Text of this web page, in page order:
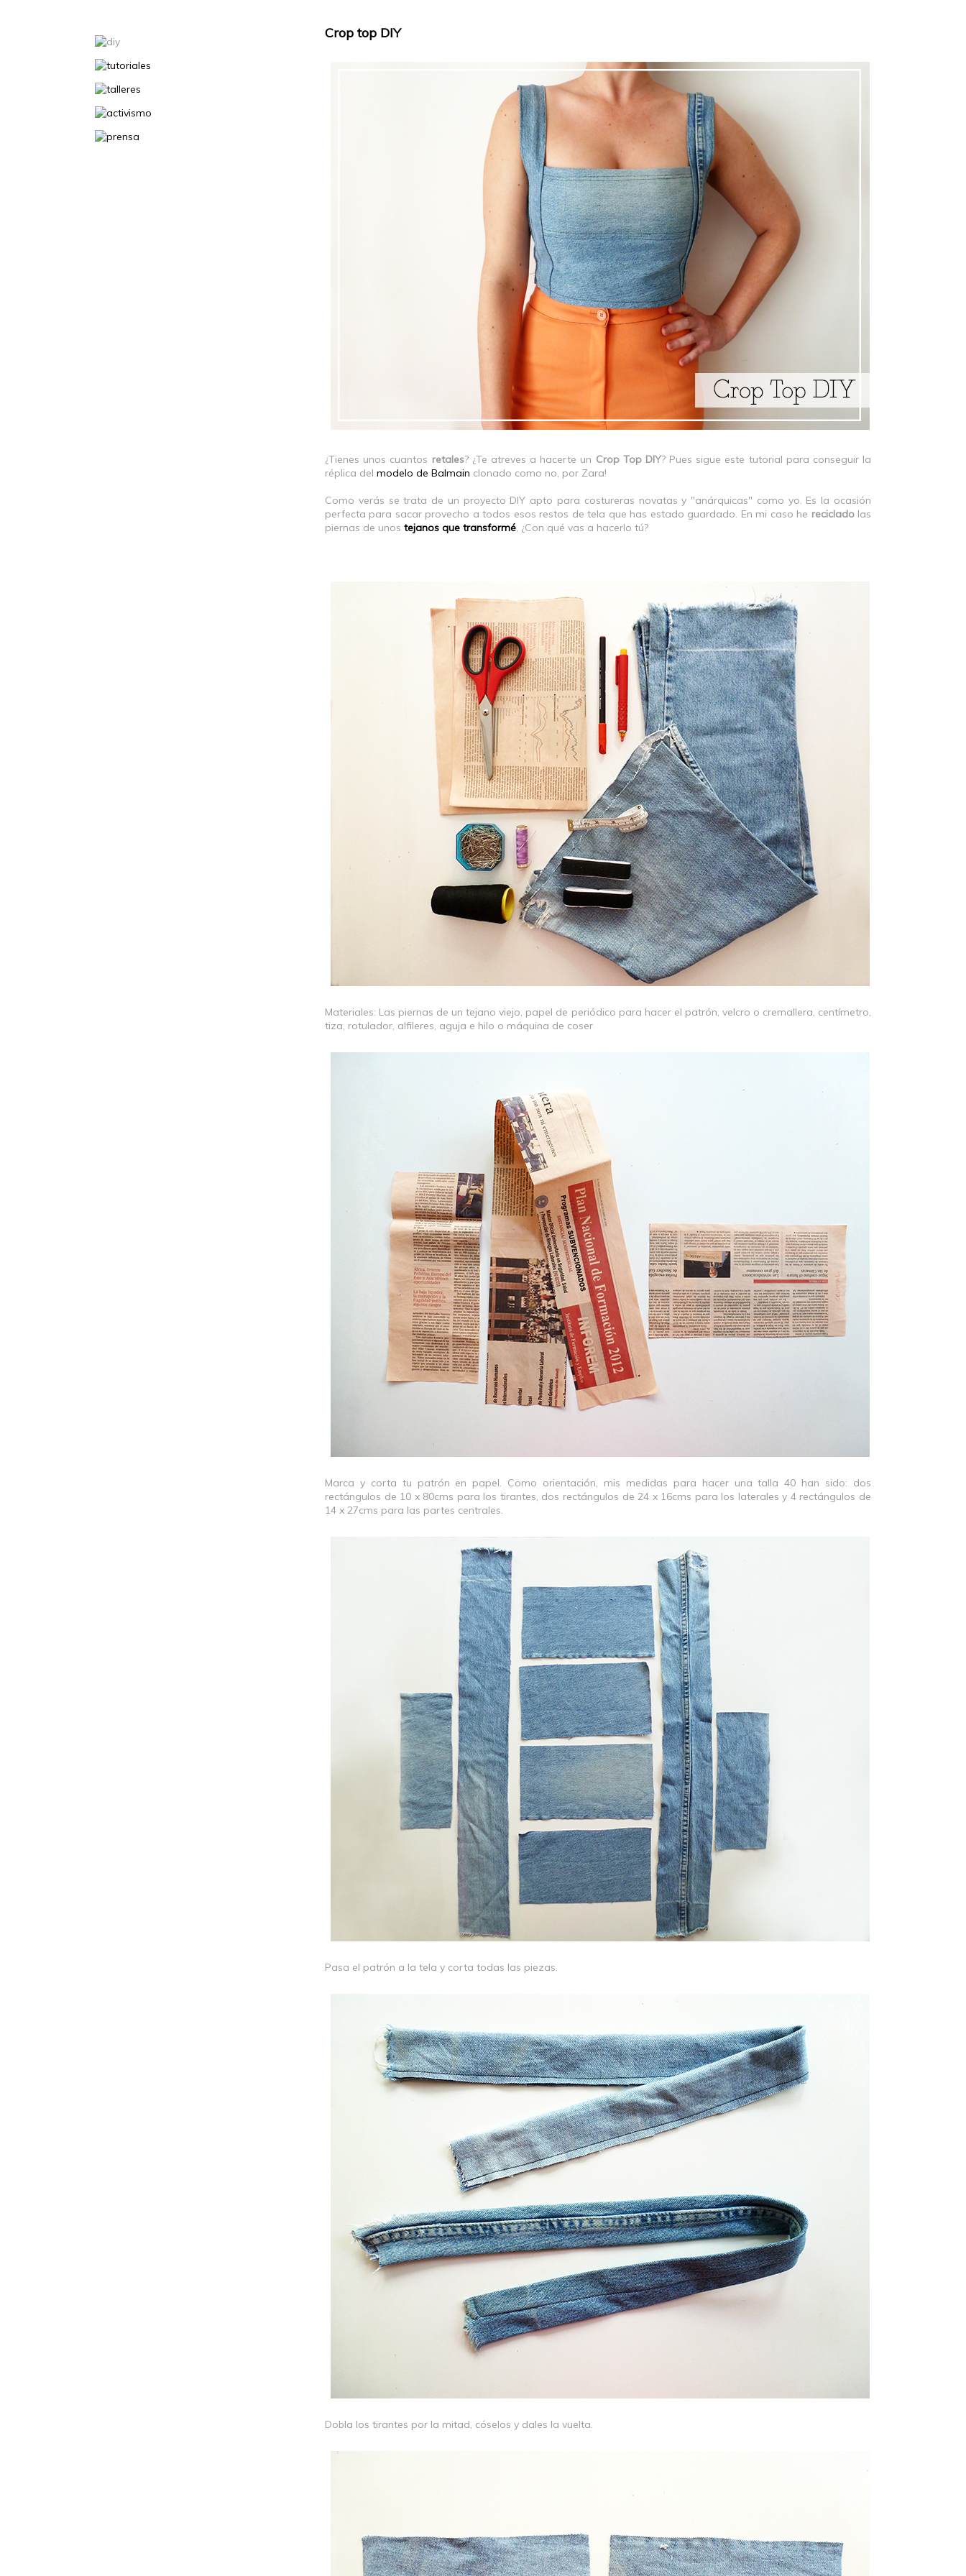
Crop top DIY
¿Tienes unos cuantos retales? ¿Te atreves a hacerte un Crop Top DIY? Pues sigue este tutorial para conseguir la
réplica del modelo de Balmain clonado como no, por Zara!
Como verás se trata de un proyecto DIY apto para costureras novatas y "anárquicas" como yo. Es la ocasión
perfecta para sacar provecho a todos esos restos de tela que has estado guardado. En mi caso he recicladolas
piernas de unos tejanos que transformé, ¿Con qué vas a hacerlo tú?
Materiales: Las piernas de un tejano viejo, papel de periódico para hacer el patrón, velcro o cremallera, centímetro,
tiza, rotulador, alfileres, aguja e hilo o máquina de coser
Marca y corta tu patrón en papel. Como orientación, mis medidas para hacer una talla 40 han sido: dos
rectángulos de 10 x 80cms para los tirantes, dos rectángulos de 24 x 16cms para los laterales y 4 rectángulos de
14 x 27cms para las partes centrales.
Pasa el patrón a la tela y corta todas las piezas.
Dobla los tirantes por la mitad, cóselos y dales la vuelta.